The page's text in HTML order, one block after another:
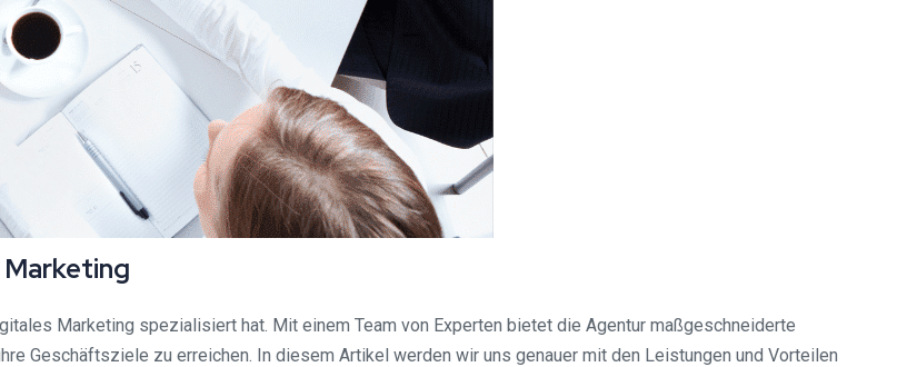
Marketing spezialisiert hat. Mit einem Team von Experten bietet die Agentur maßgeschneiderte
Geschäftsziele zu erreichen. In diesem Artikel werden wir uns genauer mit den Leistungen und Vorteilen